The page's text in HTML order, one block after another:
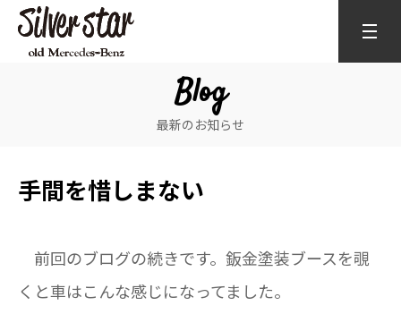
Blog
最新のお知らせ
手間を惜しまない
前回のブログの続きです。鈑金塗装ブースを覗
くと車はこんな感じになってました。